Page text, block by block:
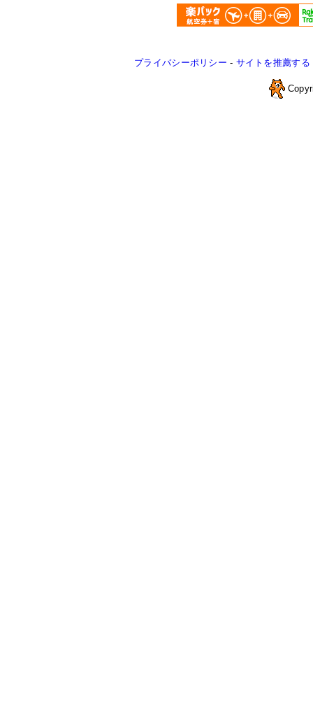
プライバシーポリシー - サイトを推薦する